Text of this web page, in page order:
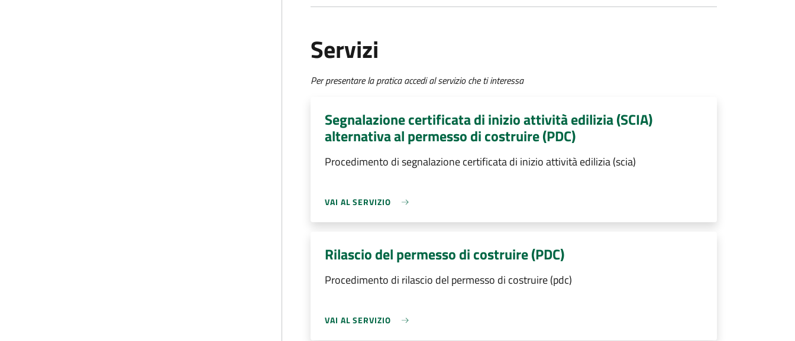
Servizi
Per presentare la pratica accedi al servizio che ti interessa
Segnalazione certificata di inizio attività edilizia (SCIA)
alternativa al permesso di costruire (PDC)
Procedimento di segnalazione certificata di inizio attività edilizia (scia)
VAI AL SERVIZIO
Rilascio del permesso di costruire (PDC)
Procedimento di rilascio del permesso di costruire (pdc)
VAI AL SERVIZIO